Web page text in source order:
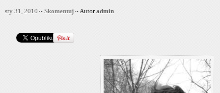
sty 31, 2010 ~ Skomentuj ~ Autoradmin